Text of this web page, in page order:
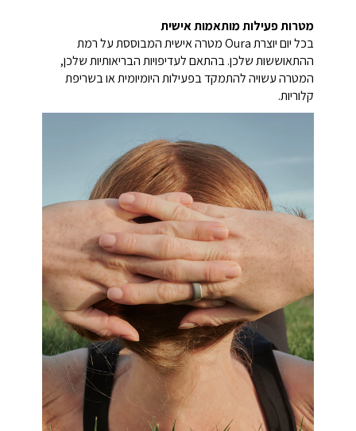
מטרות פעילות מותאמות אישית
בכל יום יוצרת Oura מטרה אישית המבוססת על רמת
ההתאוששות שלכן. בהתאם לעדיפויות הבריאותיות שלכן,
המטרה עשויה להתמקד בפעילות היומיומית או בשריפת
קלוריות.